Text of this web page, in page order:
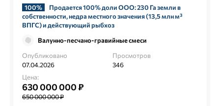
100%
Продается 100% доли ООО: 230 Га земли в
собственности, недра местного значения (13,5 млн м³
ВПГС) и действующий рыбхоз
Валунно-песчано-гравийные смеси
Опубликовано
07.04.2026
Просмотров
346
Цена:
630 000 000 ₽
650 000 000 ₽